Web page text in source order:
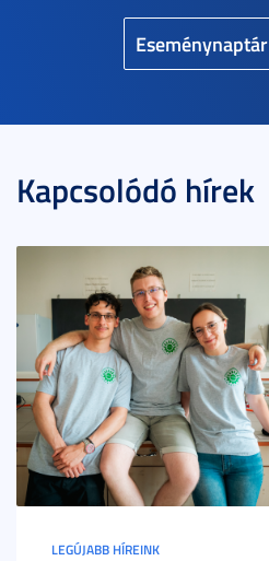
Eseménynaptár
Kapcsolódó hírek
LEGÚJABB HÍREINK